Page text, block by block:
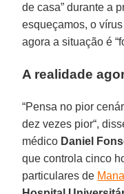
de casa” durante a
esqueçamos, o
agora a situação é
A realidade
“Pensa no pior
dez vezes pior“,
médico Daniel
que controla cinco
particulares de